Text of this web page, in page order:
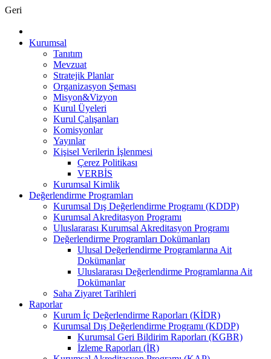
Geri
Kurumsal
Tanıtım
Mevzuat
Stratejik Planlar
Organizasyon Şeması
Misyon&Vizyon
Kurul Üyeleri
Kurul Çalışanları
Komisyonlar
Yayınlar
Kişisel Verilerin İşlenmesi
Çerez Politikası
VERBİS
Kurumsal Kimlik
Değerlendirme Programları
Kurumsal Dış Değerlendirme Programı (KDDP)
Kurumsal Akreditasyon Programı
Uluslararası Kurumsal Akreditasyon Programı
Değerlendirme Programları Dokümanları
Ulusal Değerlendirme Programlarına Ait
Dokümanlar
Uluslararası Değerlendirme Programlarına Ait
Dokümanlar
Saha Ziyaret Tarihleri
Raporlar
Kurum İç Değerlendirme Raporları (KİDR)
Kurumsal Dış Değerlendirme Programı (KDDP)
Kurumsal Geri Bildirim Raporları (KGBR)
İzleme Raporları (İR)